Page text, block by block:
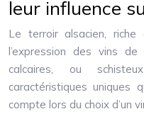
leur influence
Le terroir alsacien,
l’expression des vins
calcaires, ou
caractéristiques uniques
compte lors du choix d’un